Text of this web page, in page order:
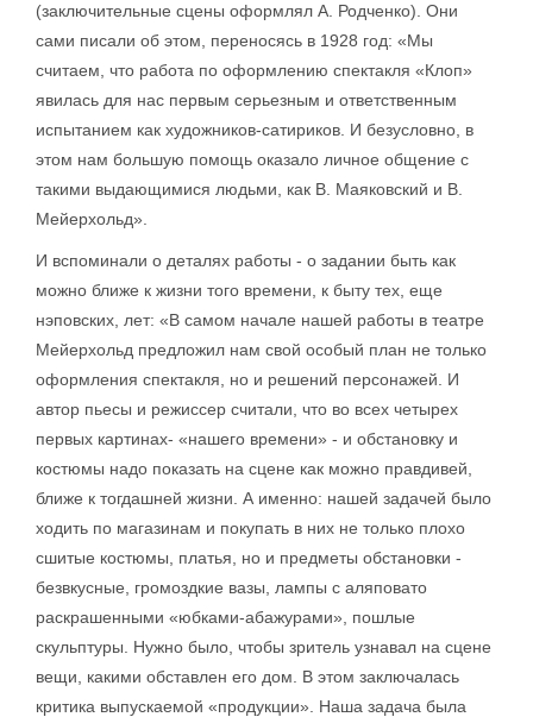
(заключительные сцены оформлял А. Родченко). Они
сами писали об этом, переносясь в 1928 год: «Мы
считаем, что работа по оформлению спектакля «Клоп»
явилась для нас первым серьезным и ответственным
испытанием как художников-сатириков. И безусловно, в
этом нам большую помощь оказало личное общение с
такими выдающимися людьми, как В. Маяковский и В.
Мейерхольд».
И вспоминали о деталях работы - о задании быть как
можно ближе к жизни того времени, к быту тех, еще
нэповских, лет: «В самом начале нашей работы в театре
Мейерхольд предложил нам свой особый план не только
оформления спектакля, но и решений персонажей. И
автор пьесы и режиссер считали, что во всех четырех
первых картинах- «нашего времени» - и обстановку и
костюмы надо показать на сцене как можно правдивей,
ближе к тогдашней жизни. А именно: нашей задачей было
ходить по магазинам и покупать в них не только плохо
сшитые костюмы, платья, но и предметы обстановки -
безвкусные, громоздкие вазы, лампы с аляповато
раскрашенными «юбками-абажурами», пошлые
скульптуры. Нужно было, чтобы зритель узнавал на сцене
вещи, какими обставлен его дом. В этом заключалась
критика выпускаемой «продукции». Наша задача была